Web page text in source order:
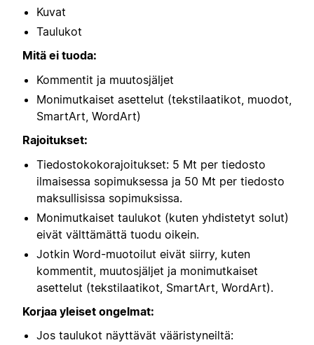
Kuvat
Taulukot
Mitä ei tuoda:
Kommentit ja muutosjäljet
Monimutkaiset asettelut (tekstilaatikot, muodot,
SmartArt, WordArt)
Rajoitukset:
Tiedostokokorajoitukset: 5 Mt per tiedosto
ilmaisessa sopimuksessa ja 50 Mt per tiedosto
maksullisissa sopimuksissa.
Monimutkaiset taulukot (kuten yhdistetyt solut)
eivät välttämättä tuodu oikein.
Jotkin Word-muotoilut eivät siirry, kuten
kommentit, muutosjäljet ja monimutkaiset
asettelut (tekstilaatikot, SmartArt, WordArt).
Korjaa yleiset ongelmat:
Jos taulukot näyttävät vääristyneiltä: